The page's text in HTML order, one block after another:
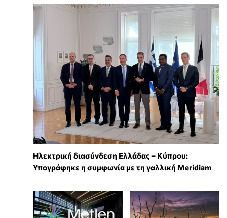
Ηλεκτρική διασύνδεση Ελλάδας – Κύπρου:
Υπογράφηκε η συμφωνία με τη γαλλική Meridiam